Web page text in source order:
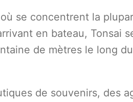
se concentrent la
en bateau, Tonsai
de mètres le long
de souvenirs, des